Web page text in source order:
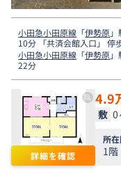
小田急小田原線 「伊勢原
10分 「共済会館入口」 停
小田急小田原線 「伊勢原
22分
詳細を確認
4.9
敷 0
所
1階